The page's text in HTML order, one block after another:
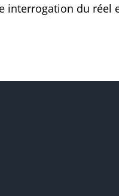
interrogation du réel